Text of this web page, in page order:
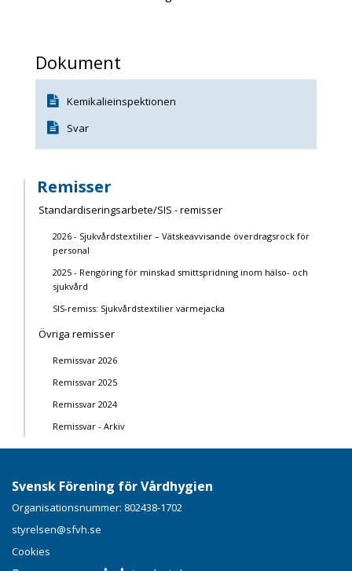
Dokument
Kemikalieinspektionen
Svar
Remisser
Standardiseringsarbete/SIS - remisser
2026 - Sjukvårdstextilier – Vätskeavvisande överdragsrock för
personal
2025 - Rengöring för minskad smittspridning inom hälso- och
sjukvård
SIS-remiss: Sjukvårdstextilier värmejacka
Övriga remisser
Remissvar 2026
Remissvar 2025
Remissvar 2024
Remissvar - Arkiv
Svensk Förening för Vårdhygien
Organisationsnummer: 802438-1702
styrelsen@sfvh.se
Cookies